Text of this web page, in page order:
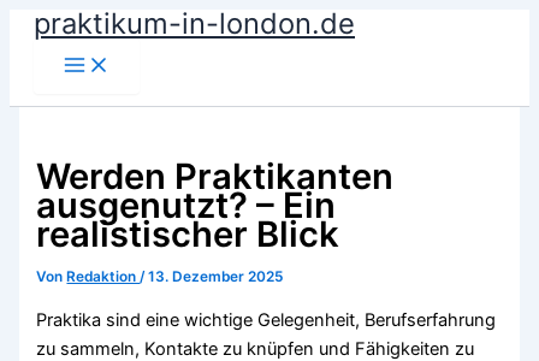
Zumpraktikum-in-london.de
Werden Praktikanten
ausgenutzt? – Ein
realistischer Blick
Von Redaktion/13. Dezember 2025
Praktika sind eine wichtige Gelegenheit, Berufserfahrung
zu sammeln, Kontakte zu knüpfen und Fähigkeiten zu